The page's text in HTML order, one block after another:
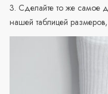
3. Сделайте то же самое
нашей таблицей